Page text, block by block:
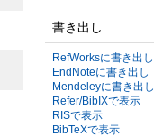
書き出し
RefWorksに書き出し
EndNoteに書き出し
Mendeleyに書き出し
Refer/BibIXで表示
RISで表示
BibTeXで表示